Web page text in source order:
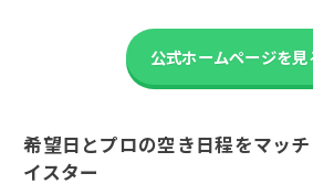
公式ホームページを見
希望日とプロの空き日程をマッ
イスター